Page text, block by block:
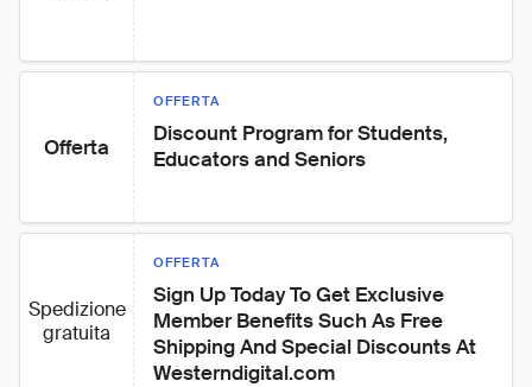
Offerta
OFFERTA
Discount Program for Students,
Educators and Seniors
Spedizione
gratuita
OFFERTA
Sign Up Today To Get Exclusive
Member Benefits Such As Free
Shipping And Special Discounts At
Westerndigital.com